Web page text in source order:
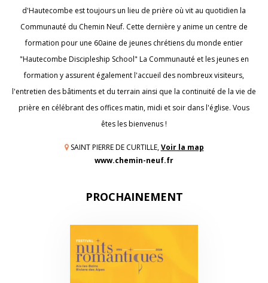
d'Hautecombe est toujours un lieu de prière où vit au quotidien la
Communauté du Chemin Neuf. Cette dernière y anime un centre de
formation pour une 60aine de jeunes chrétiens du monde entier
"Hautecombe Discipleship School" La Communauté et les jeunes en
formation y assurent également l'accueil des nombreux visiteurs,
l'entretien des bâtiments et du terrain ainsi que la continuité de la vie de
prière en célébrant des offices matin, midi et soir dans l'église. Vous
êtes les bienvenus !
SAINT PIERRE DE CURTILLE,Voir la map
www.chemin-neuf.fr
PROCHAINEMENT